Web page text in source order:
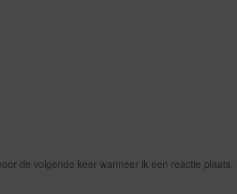
de volgende keer wanneer ik een reactie plaats.